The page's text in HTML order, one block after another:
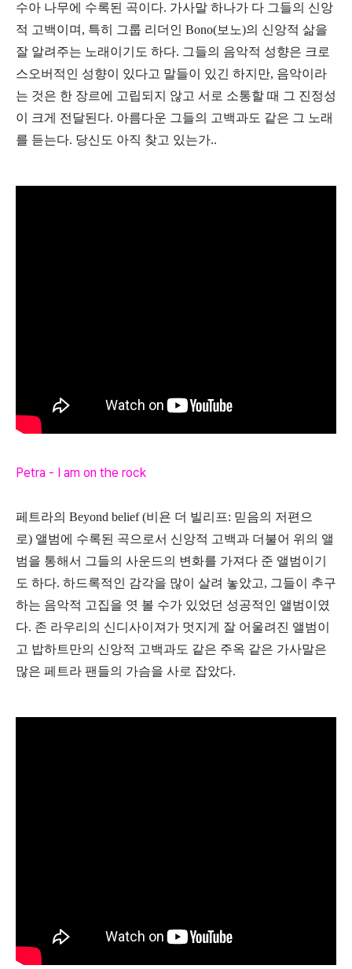
수아 나무에 수록된 곡이다. 가사말 하나가 다 그들의 신앙
적 고백이며, 특히 그룹 리더인 Bono(보노)의 신앙적 삶을
잘 알려주는 노래이기도 하다. 그들의 음악적 성향은 크로
스오버적인 성향이 있다고 말들이 있긴 하지만, 음악이라
는 것은 한 장르에 고립되지 않고 서로 소통할 때 그 진정성
이 크게 전달된다. 아름다운 그들의 고백과도 같은 그 노래
를 듣는다. 당신도 아직 찾고 있는가..
Petra - I am on the rock
페트라의 Beyond belief (비욘 더 빌리프: 믿음의 저편으
로) 앨범에 수록된 곡으로서 신앙적 고백과 더불어 위의 앨
범을 통해서 그들의 사운드의 변화를 가져다 준 앨범이기
도 하다. 하드록적인 감각을 많이 살려 놓았고, 그들이 추구
하는 음악적 고집을 엿 볼 수가 있었던 성공적인 앨범이였
다. 존 라우리의 신디사이져가 멋지게 잘 어울려진 앨범이
고 밥하트만의 신앙적 고백과도 같은 주옥 같은 가사말은
많은 페트라 팬들의 가슴을 사로 잡았다.